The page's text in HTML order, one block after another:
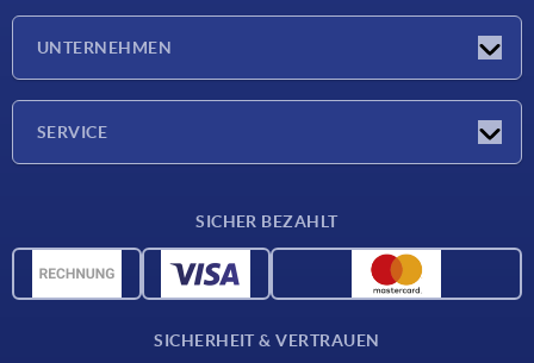
UNTERNEHMEN
SERVICE
CAD-Daten
SICHER BEZAHLT
SICHERHEIT & VERTRAUEN